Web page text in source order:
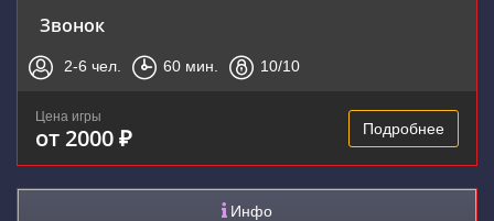
Звонок
2-6 чел. 60 мин. 10/10
Цена игры
от 2000 ₽ Подробнее
Инфо